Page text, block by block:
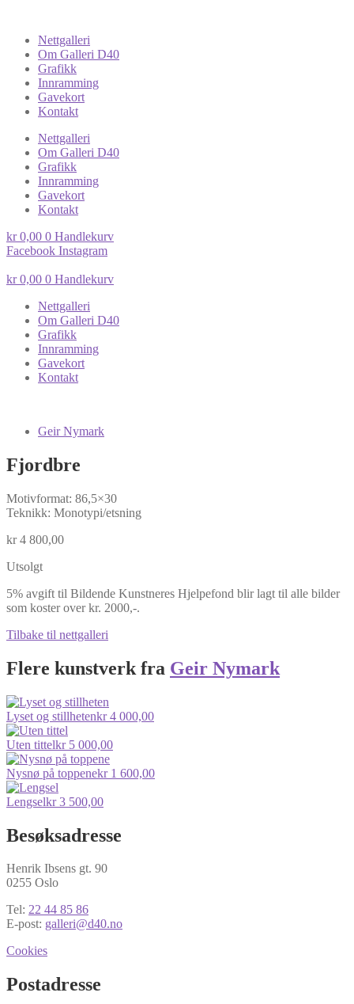
Nettgalleri
Om Galleri D40
Grafikk
Innramming
Gavekort
Kontakt
Nettgalleri
Om Galleri D40
Grafikk
Innramming
Gavekort
Kontakt
kr0,00 0 Handlekurv
Facebook Instagram
kr0,00 0 Handlekurv
Nettgalleri
Om Galleri D40
Grafikk
Innramming
Gavekort
Kontakt
Geir Nymark
Fjordbre
Motivformat: 86,5×30
Teknikk: Monotypi/etsning
kr4 800,00
Utsolgt
5% avgift til Bildende Kunstneres Hjelpefond blir lagt til alle bilder
som koster over kr. 2000,-.
Tilbake til nettgalleri
Flere kunstverk fra Geir Nymark
Lyset og stillhetenkr4 000,00
Uten tittelkr5 000,00
Nysnø på toppenekr1 600,00
Lengselkr3 500,00
Besøksadresse
Henrik Ibsens gt. 90
0255 Oslo
Tel: 22 44 85 86
E-post: galleri@d40.no
Cookies
Postadresse